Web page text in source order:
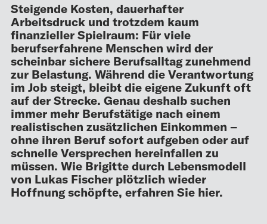
Steigende Kosten, dauerhafter
Arbeitsdruck und trotzdem kaum
finanzieller Spielraum: Für viele
berufserfahrene Menschen wird der
scheinbar sichere Berufsalltag zunehmend
zur Belastung. Während die Verantwortung
im Job steigt, bleibt die eigene Zukunft oft
auf der Strecke. Genau deshalb suchen
immer mehr Berufstätige nach einem
realistischen zusätzlichen Einkommen –
ohne ihren Beruf sofort aufgeben oder auf
schnelle Versprechen hereinfallen zu
müssen. Wie Brigitte durch Lebensmodell
von Lukas Fischer plötzlich wieder
Hoffnung schöpfte, erfahren Sie hier.